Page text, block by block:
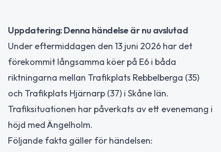
Uppdatering: Denna händelse är nu avslutad
Under eftermiddagen den 13 juni 2026 har det
förekommit långsamma köer på E6 i båda
riktningarna mellan Trafikplats Rebbelberga (35)
och Trafikplats Hjärnarp (37) i Skåne län.
Trafiksituationen har påverkats av ett evenemang i
höjd med Ängelholm.
Följande fakta gäller för händelsen: